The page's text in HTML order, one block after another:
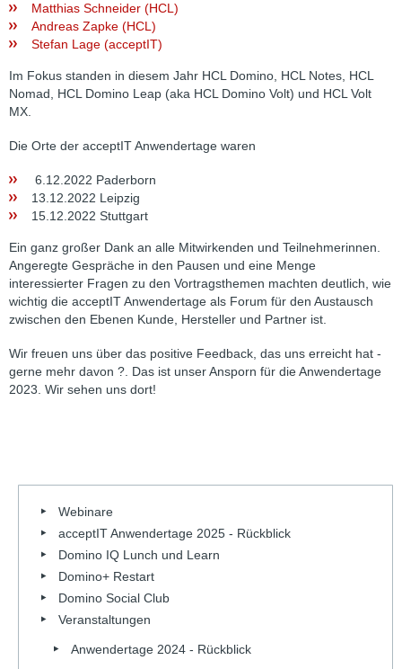
Matthias Schneider (HCL)
Andreas Zapke (HCL)
Stefan Lage (acceptIT)
Im Fokus standen in diesem Jahr HCL Domino, HCL Notes, HCL
Nomad, HCL Domino Leap (aka HCL Domino Volt) und HCL Volt
MX.
Die Orte der acceptIT Anwendertage waren
6.12.2022 Paderborn
13.12.2022 Leipzig
15.12.2022 Stuttgart
Ein ganz großer Dank an alle Mitwirkenden und Teilnehmerinnen.
Angeregte Gespräche in den Pausen und eine Menge
interessierter Fragen zu den Vortragsthemen machten deutlich, wie
wichtig die acceptIT Anwendertage als Forum für den Austausch
zwischen den Ebenen Kunde, Hersteller und Partner ist.
Wir freuen uns über das positive Feedback, das uns erreicht hat -
gerne mehr davon ?. Das ist unser Ansporn für die Anwendertage
2023. Wir sehen uns dort!
Webinare
acceptIT Anwendertage 2025 - Rückblick
Domino IQ Lunch und Learn
Domino+ Restart
Domino Social Club
Veranstaltungen
Anwendertage 2024 - Rückblick